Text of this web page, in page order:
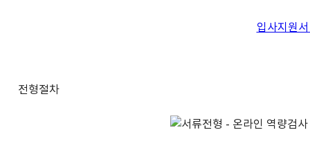
입사지원
전형절차